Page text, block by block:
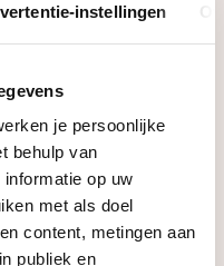
instellingen
je persoonlijke
behulp van
op uw
met als doel
content, metingen aan
publiek en
foto
opnieuw mis met
volgens Daleman
vorm. Ze
aan ontspanning en